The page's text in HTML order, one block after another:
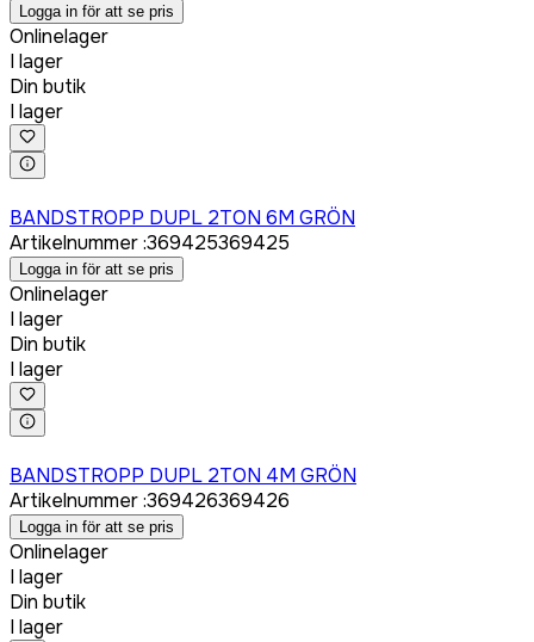
Logga in för att se pris
Onlinelager
I lager
Din butik
I lager
BANDSTROPP DUPL 2TON 6M GRÖN
Artikelnummer:369425369425
Logga in för att se pris
Onlinelager
I lager
Din butik
I lager
BANDSTROPP DUPL 2TON 4M GRÖN
Artikelnummer:369426369426
Logga in för att se pris
Onlinelager
I lager
Din butik
I lager